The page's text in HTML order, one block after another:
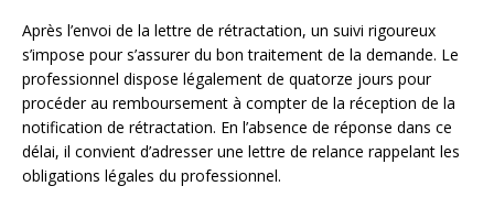
Après l’envoi de la lettre de rétractation, un suivi rigoureux
s’impose pour s’assurer du bon traitement de la demande. Le
professionnel dispose légalement de quatorze jours pour
procéder au remboursement à compter de la réception de la
notification de rétractation. En l’absence de réponse dans ce
délai, il convient d’adresser une lettre de relance rappelant les
obligations légales du professionnel.